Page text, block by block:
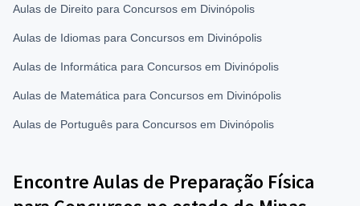
Aulas de Direito para Concursos em Divinópolis
Aulas de Idiomas para Concursos em Divinópolis
Aulas de Informática para Concursos em Divinópolis
Aulas de Matemática para Concursos em Divinópolis
Aulas de Português para Concursos em Divinópolis
Encontre Aulas de Preparação Física